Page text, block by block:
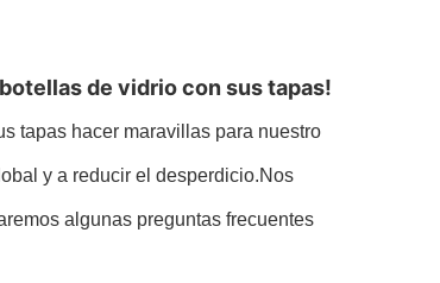
de vidrio con sus tapas!
tapas hacer maravillas para nuestro
y a reducir el desperdicio.Nos
algunas preguntas frecuentes